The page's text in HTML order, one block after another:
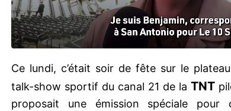
Ce lundi, c’était soir de fête sur le
talk-show sportif du canal 21 de la TNT
proposait une émission spéciale pour